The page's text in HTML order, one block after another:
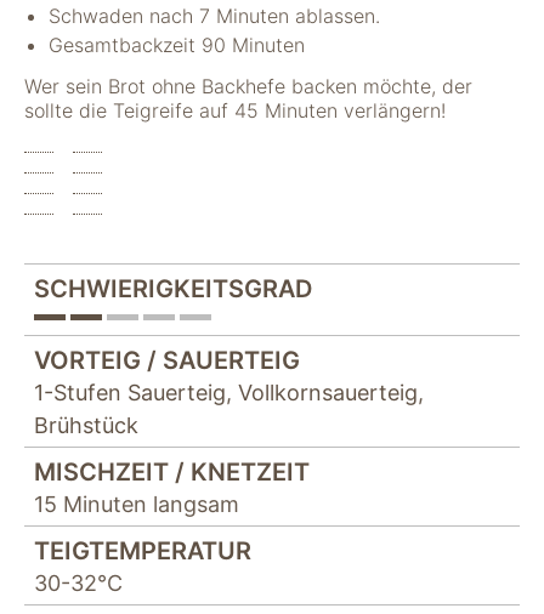
Schwaden nach 7 Minuten ablassen.
Gesamtbackzeit 90 Minuten
Wer sein Brot ohne Backhefe backen möchte, der
sollte die Teigreife auf 45 Minuten verlängern!
SCHWIERIGKEITSGRAD
VORTEIG / SAUERTEIG
1-Stufen Sauerteig, Vollkornsauerteig,
Brühstück
MISCHZEIT / KNETZEIT
15 Minuten langsam
TEIGTEMPERATUR
30-32°C